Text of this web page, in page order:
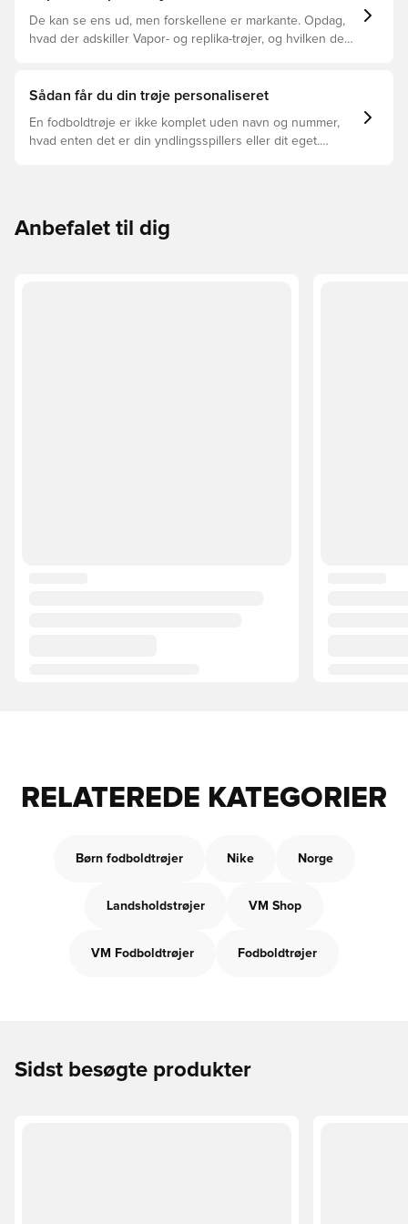
De kan se ens ud, men forskellene er markante. Opdag,
hvad der adskiller Vapor- og replika-trøjer, og hvilken der
Sådan får du din trøje personaliseret
En fodboldtrøje er ikke komplet uden navn og nummer,
hvad enten det er din yndlingsspillers eller dit eget.
Anbefalet til dig
RELATEREDE KATEGORIER
Børn fodboldtrøjer Nike Norge
Landsholdstrøjer VM Shop
VM Fodboldtrøjer Fodboldtrøjer
Sidst besøgte produkter